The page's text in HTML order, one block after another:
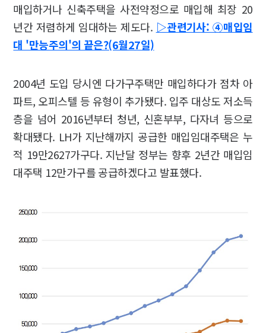
매입하거나 신축주택을 사전약정으로 매입해 최장 20
년간 저렴하게 임대하는 제도다. ▷관련기사: ④매입임
대 '만능주의'의 끝은?(6월27일)
2004년 도입 당시엔 다가구주택만 매입하다가 점차 아
파트, 오피스텔 등 유형이 추가됐다. 입주 대상도 저소득
층을 넘어 2016년부터 청년, 신혼부부, 다자녀 등으로
확대됐다. LH가 지난해까지 공급한 매입임대주택은 누
적 19만2627가구다. 지난달 정부는 향후 2년간 매입임
대주택 12만가구를 공급하겠다고 발표했다.